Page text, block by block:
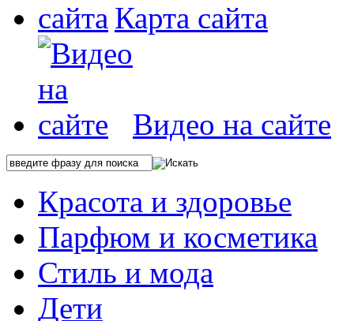
Карта сайта
Видео на сайте
Красота и здоровье
Парфюм и косметика
Стиль и мода
Дети